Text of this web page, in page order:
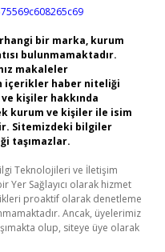
bir marka, kurum
bulunmamaktadır.
makaleler
içerikler haber niteliği
kişiler hakkında
kurum ve kişiler ile isim
Sitemizdeki bilgiler
taşımazlar.
Teknolojileri ve İletişim
Yer Sağlayıcı olarak hizmet
proaktif olarak denetleme
Ancak, üyelerimiz
olup, siteye üye olarak